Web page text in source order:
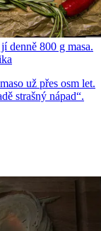
denně 800 g masa.
už přes osm let.
strašný nápad“.